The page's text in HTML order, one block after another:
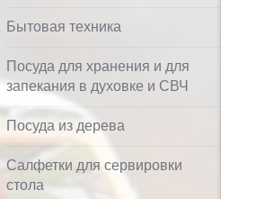
Бытовая техника
Посуда для хранения и для
запекания в духовке и СВЧ
Посуда из дерева
Салфетки для сервировки
стола